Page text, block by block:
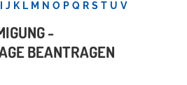
J K L M N O P Q R S T U V
-
BEANTRAGEN